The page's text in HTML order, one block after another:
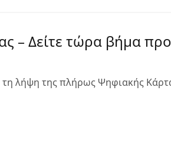
– Δείτε τώρα βήμα
λήψη της πλήρως Ψηφιακής